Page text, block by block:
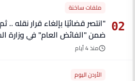
02
ملفات ساخنة
ضمن "الفائض العام" في وزارة
منذ 4 أيام
الأردن اليوم